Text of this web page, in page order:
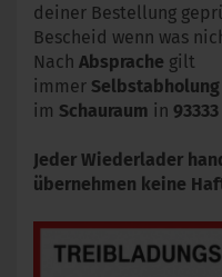
deiner Bestellung
Bescheid wenn was
Nach Absprache gilt
immer Selbstabholung
im Schauraum in 93333
Jeder Wiederlader
übernehmen keine